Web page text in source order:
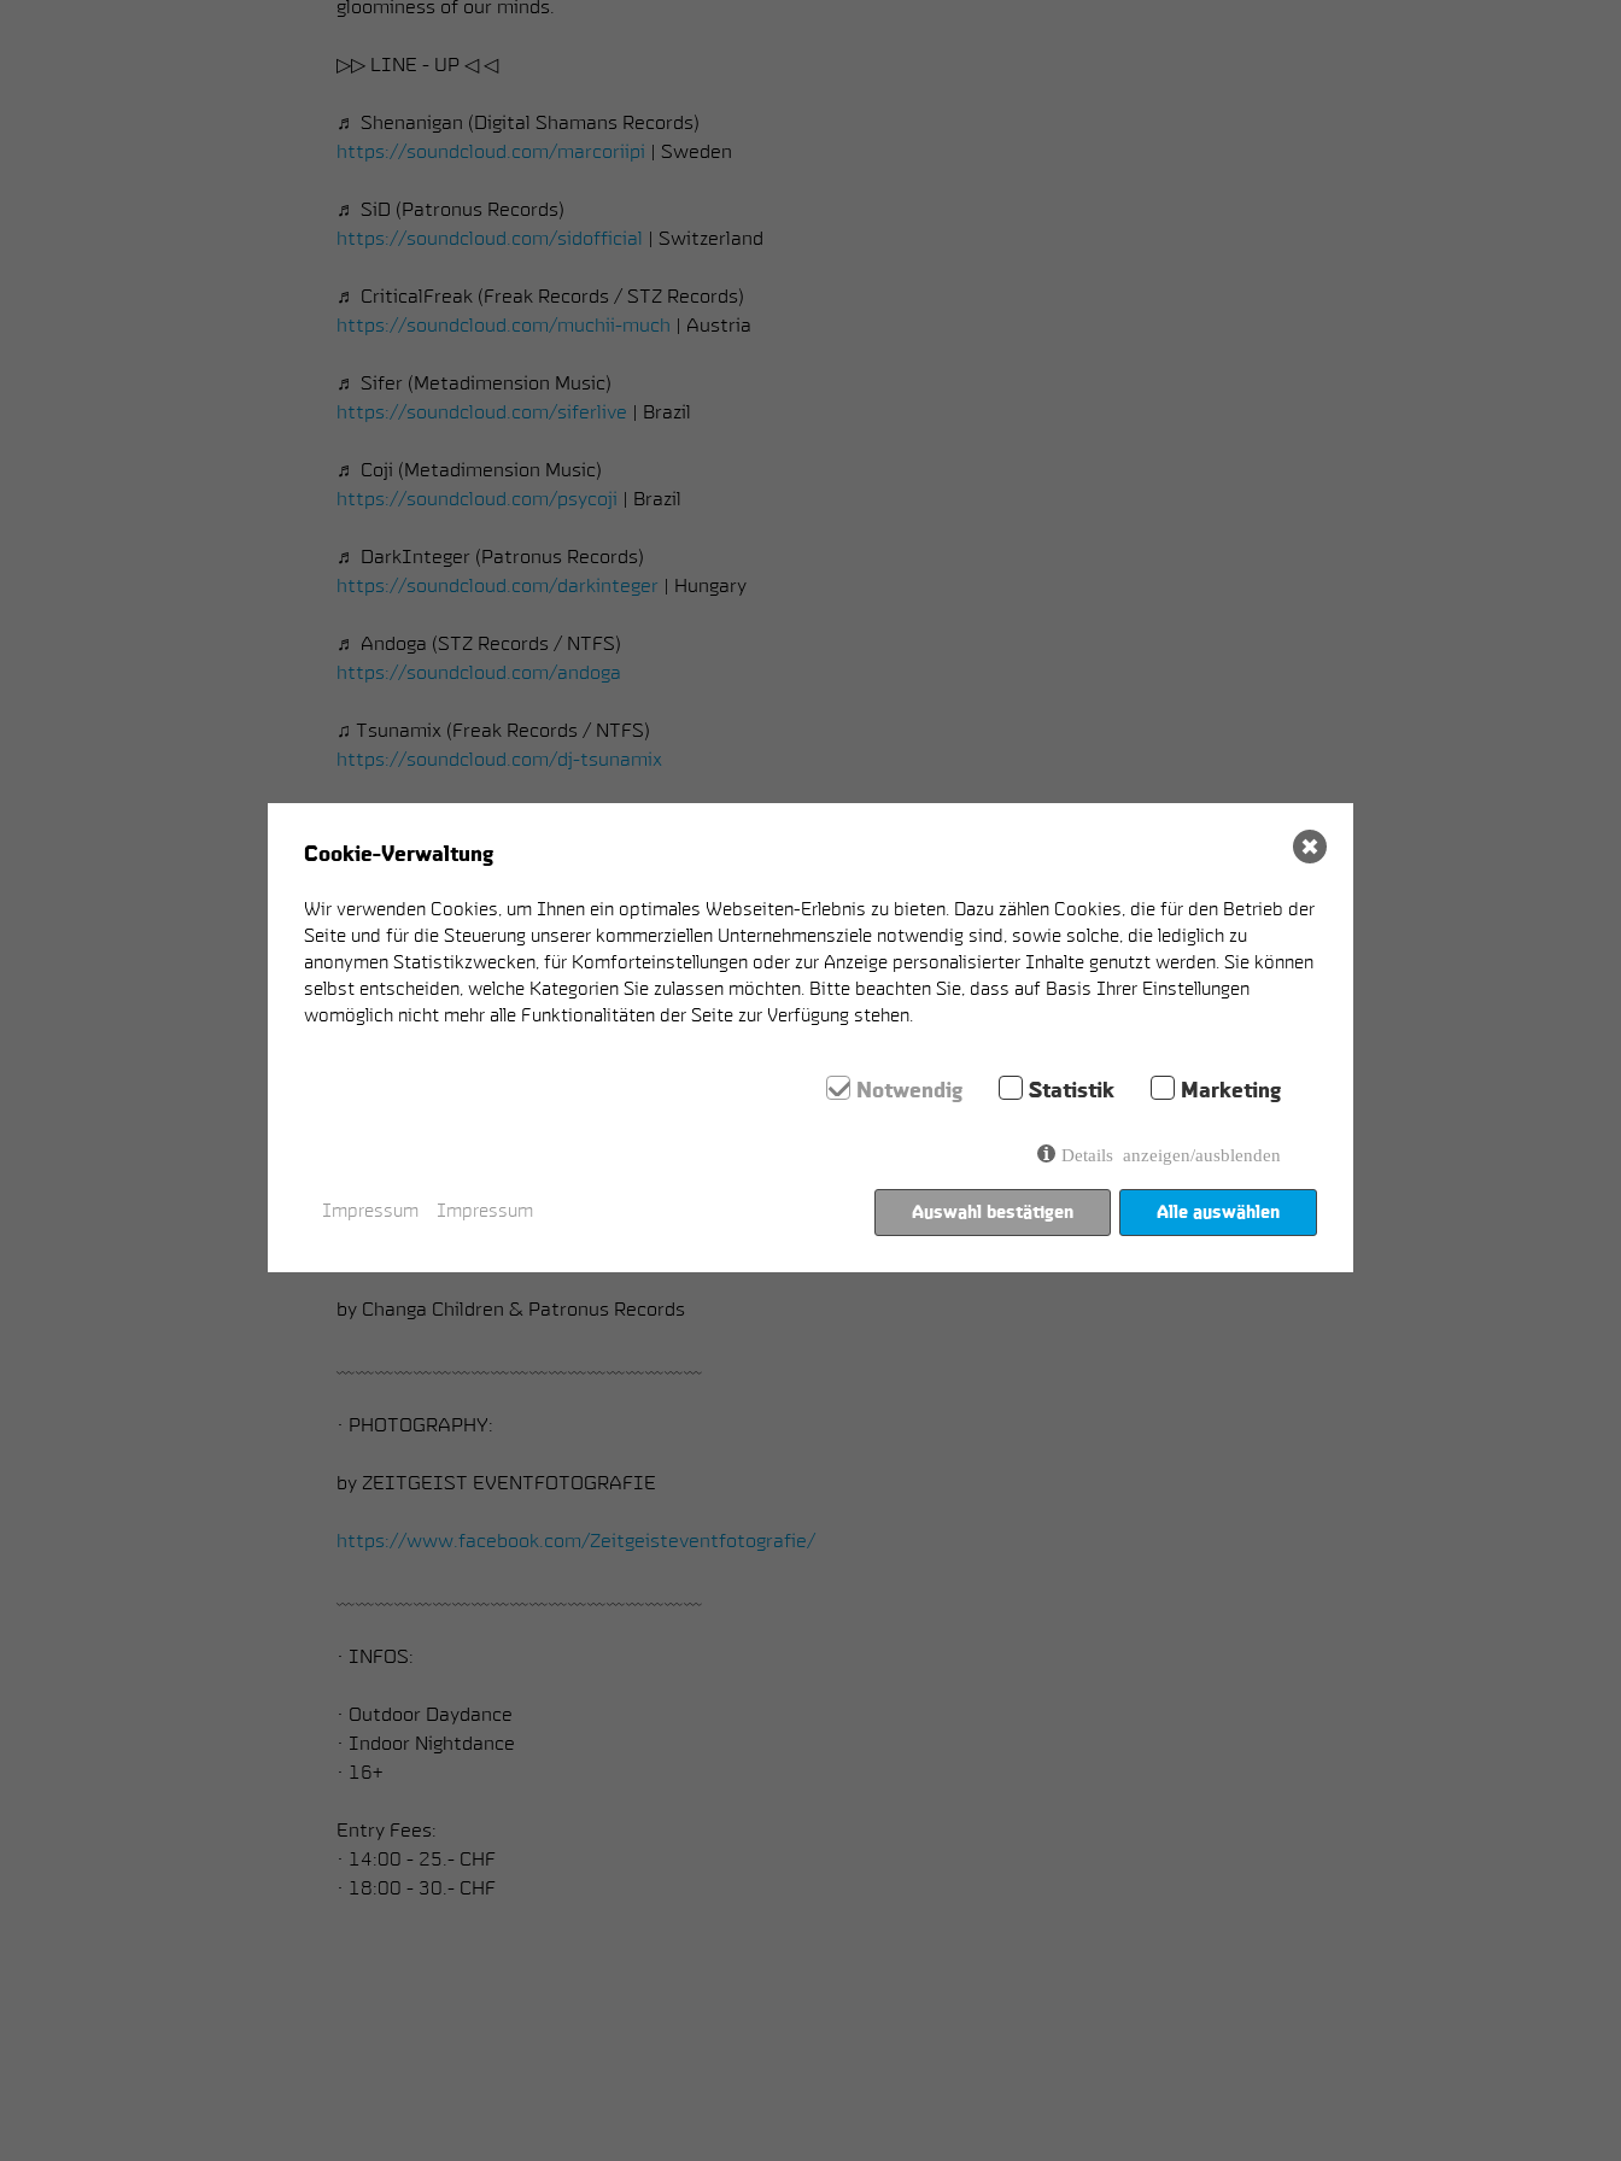
gloominess of our minds.
▷▷ LINE - UP ◁ ◁
♬ Shenanigan (Digital Shamans Records)
https://soundcloud.com/marcoriipi | Sweden
♬ SiD (Patronus Records)
https://soundcloud.com/sidofficial | Switzerland
♬ CriticalFreak (Freak Records / STZ Records)
https://soundcloud.com/muchii-much | Austria
♬ Sifer (Metadimension Music)
https://soundcloud.com/siferlive | Brazil
♬ Coji (Metadimension Music)
https://soundcloud.com/psycoji | Brazil
♬ DarkInteger (Patronus Records)
https://soundcloud.com/darkinteger | Hungary
♬ Andoga (STZ Records / NTFS)
https://soundcloud.com/andoga
♫ Tsunamix (Freak Records / NTFS)
https://soundcloud.com/dj-tsunamix
https://soundcloud.com/djshimah
♫ Solum Luna (Independent)
new project by SiD & Sivana
﹏﹏﹏﹏﹏﹏﹏﹏﹏﹏﹏﹏﹏﹏﹏﹏﹏﹏﹏
we will have the pleasure to enjoy ourselves at the epic and very industrial culture
by Changa Children & Patronus Records
﹏﹏﹏﹏﹏﹏﹏﹏﹏﹏﹏﹏﹏﹏﹏﹏﹏﹏﹏
• PHOTOGRAPHY:
by ZEITGEIST EVENTFOTOGRAFIE
https://www.facebook.com/Zeitgeisteventfotografie/
﹏﹏﹏﹏﹏﹏﹏﹏﹏﹏﹏﹏﹏﹏﹏﹏﹏﹏﹏
• INFOS:
• Outdoor Daydance
• Indoor Nightdance
• 16+
Entry Fees:
• 14:00 - 25.- CHF
• 18:00 - 30.- CHF
Cookie-Verwaltung
Wir verwenden Cookies, um Ihnen ein optimales Webseiten-Erlebnis zu bieten. Dazu zählen Cookies, die für den Betrieb der
Seite und für die Steuerung unserer kommerziellen Unternehmensziele notwendig sind, sowie solche, die lediglich zu
anonymen Statistikzwecken, für Komforteinstellungen oder zur Anzeige personalisierter Inhalte genutzt werden. Sie können
selbst entscheiden, welche Kategorien Sie zulassen möchten. Bitte beachten Sie, dass auf Basis Ihrer Einstellungen
womöglich nicht mehr alle Funktionalitäten der Seite zur Verfügung stehen.
Notwendig Statistik Marketing
Details anzeigen/ausblenden
Auswahl bestätigen Alle auswählen
Impressum Impressum